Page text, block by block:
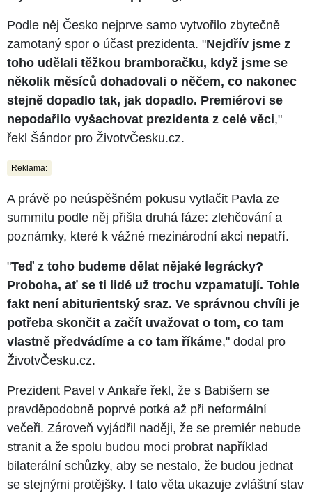
Podle něj Česko nejprve samo vytvořilo zbytečně
zamotaný spor o účast prezidenta. "Nejdřív jsme z
toho udělali těžkou bramboračku, když jsme se
několik měsíců dohadovali o něčem, co nakonec
stejně dopadlo tak, jak dopadlo. Premiérovi se
nepodařilo vyšachovat prezidenta z celé věci,"
řekl Šándor pro ŽivotvČesku.cz.
Reklama:
A právě po neúspěšném pokusu vytlačit Pavla ze
summitu podle něj přišla druhá fáze: zlehčování a
poznámky, které k vážné mezinárodní akci nepatří.
"Teď z toho budeme dělat nějaké legrácky?
Proboha, ať se ti lidé už trochu vzpamatují. Tohle
fakt není abiturientský sraz. Ve správnou chvíli je
potřeba skončit a začít uvažovat o tom, co tam
vlastně předvádíme a co tam říkáme," dodal pro
ŽivotvČesku.cz.
Prezident Pavel v Ankaře řekl, že s Babišem se
pravděpodobně poprvé potká až při neformální
večeři. Zároveň vyjádřil naději, že se premiér nebude
stranit a že spolu budou moci probrat například
bilaterální schůzky, aby se nestalo, že budou jednat
se stejnými protějšky. I tato věta ukazuje zvláštní stav